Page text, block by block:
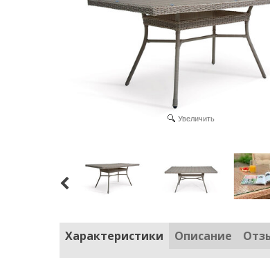
Увеличить
Характеристики Описание